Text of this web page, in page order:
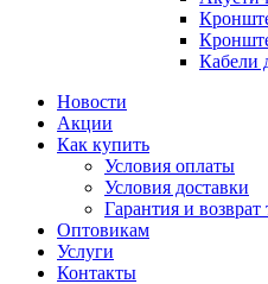
Кабели
Новости
Акции
Как купить
Условия оплаты
Условия доставки
Гарантия и возврат
Оптовикам
Услуги
Контакты